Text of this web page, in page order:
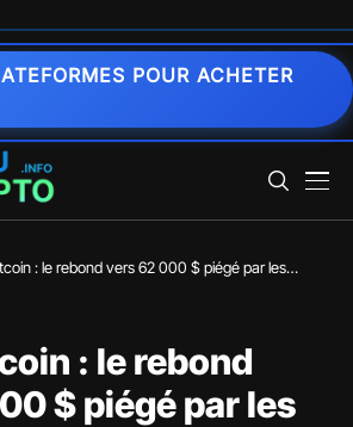
POUR ACHETER
: le rebond vers 62 000 $ piégé par les
: le rebond
$ piégé par les